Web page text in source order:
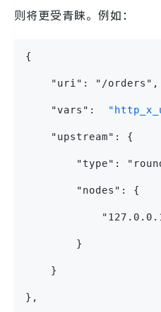
则将更受青睐。例如：
{
    "uri": "/orders",
    "vars":
    "upstream": {
"type":
        "nodes": {
        }
    }
},